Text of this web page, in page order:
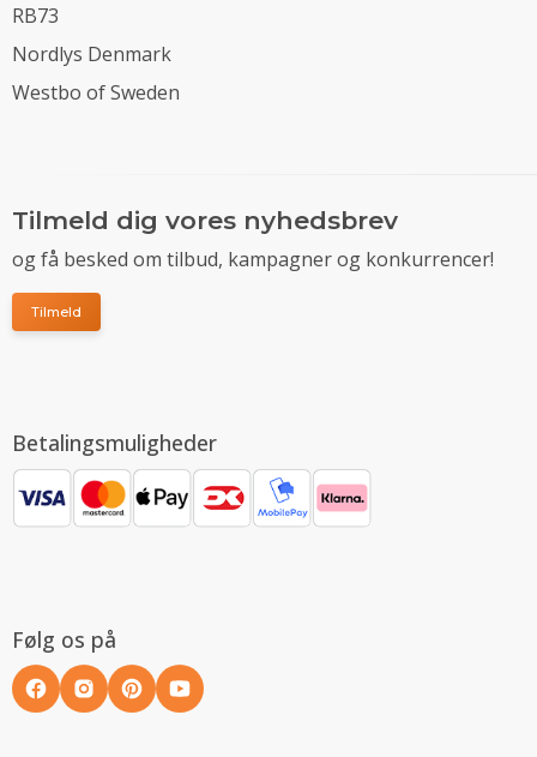
RB73
Nordlys Denmark
Westbo of Sweden
Tilmeld dig vores nyhedsbrev
og få besked om tilbud, kampagner og konkurrencer!
Tilmeld
Betalingsmuligheder
Følg os på